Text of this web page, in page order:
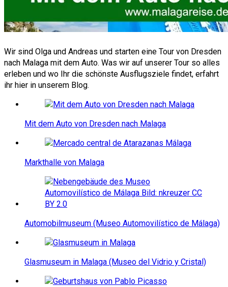
Wir sind Olga und Andreas und starten eine Tour von Dresden
nach Malaga mit dem Auto. Was wir auf unserer Tour so alles
erleben und wo Ihr die schönste Ausflugsziele findet, erfahrt
ihr hier in unserem Blog.
Mit dem Auto von Dresden nach Malaga
Markthalle von Malaga
Automobilmuseum (Museo Automovilístico de Málaga)
Glasmuseum in Malaga (Museo del Vidrio y Cristal)